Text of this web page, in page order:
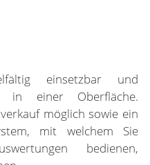
einsetzbar und
in einer Oberfläche.
möglich sowie ein
mit welchem Sie
bedienen,